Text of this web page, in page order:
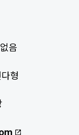
음
형